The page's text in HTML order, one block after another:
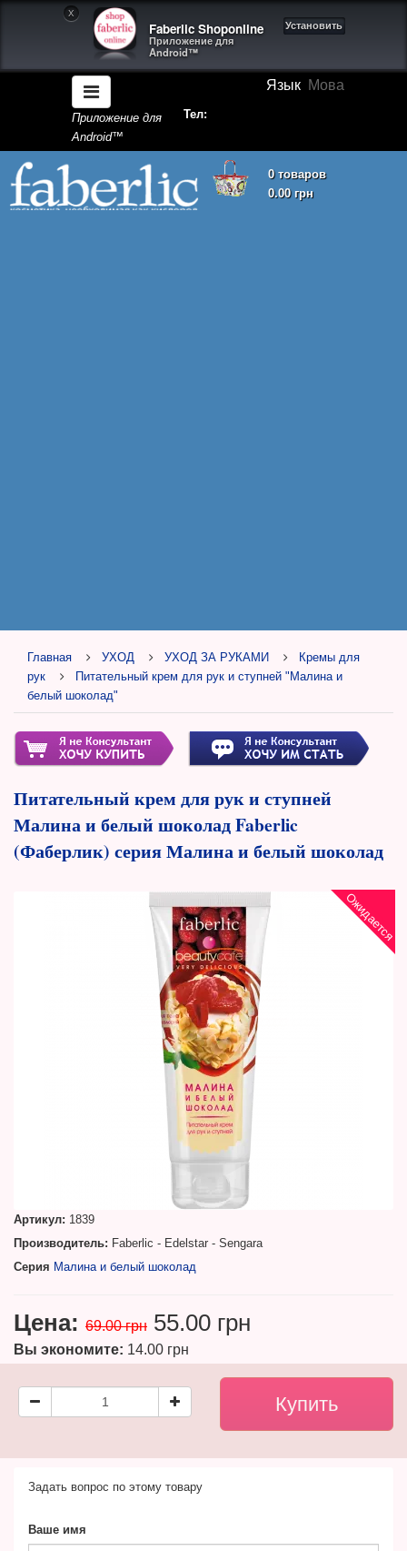
X
Faberlic Shoponline
Приложение для
Android™
Установить
Язык Мова
Приложение для
Android™
Тел:
0 товаров
0.00 грн
Корзина покупок пуста!
Главная УХОД УХОД ЗА РУКАМИ
Кремы для
рук
Питательный крем для рук и ступней "Малина и
белый шоколад"
Питательный крем для рук и ступней
Малина и белый шоколад Faberlic
(Фаберлик) серия Малина и белый шоколад
Ожидается
Артикул: 1839
Производитель: Faberlic - Edelstar - Sengara
Серия Малина и белый шоколад
Цена: 69.00 грн 55.00 грн
Вы экономите: 14.00 грн
Задать вопрос по этому товару
Ваше имя